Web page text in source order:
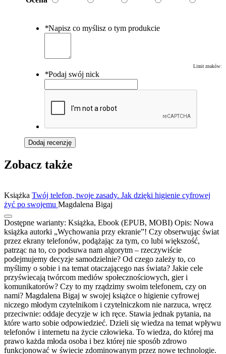
*Napisz co myślisz o tym produkcie
Limit znaków:
*Podaj swój nick
Dodaj recenzję
Zobacz także
Książka Twój telefon, twoje zasady. Jak dzięki higienie cyfrowej
żyć po swojemu Magdalena Bigaj
Dostępne warianty: Książka, Ebook (EPUB, MOBI) Opis: Nowa
książka autorki „Wychowania przy ekranie”! Czy obserwując świat
przez ekrany telefonów, podążając za tym, co lubi większość,
patrząc na to, co podsuwa nam algorytm – rzeczywiście
podejmujemy decyzje samodzielnie? Od czego zależy to, co
myślimy o sobie i na temat otaczającego nas świata? Jakie cele
przyświecają twórcom mediów społecznościowych, gier i
komunikatorów? Czy to my rządzimy swoim telefonem, czy on
nami? Magdalena Bigaj w swojej książce o higienie cyfrowej
niczego młodym czytelnikom i czytelniczkom nie narzuca, wręcz
przeciwnie: oddaje decyzje w ich ręce. Stawia jednak pytania, na
które warto sobie odpowiedzieć. Dzieli się wiedza na temat wpływu
telefonów i internetu na życie człowieka. To wiedza, do której ma
prawo każda młoda osoba i bez której nie sposób zdrowo
funkcjonować w świecie zdominowanym przez nowe technologie.